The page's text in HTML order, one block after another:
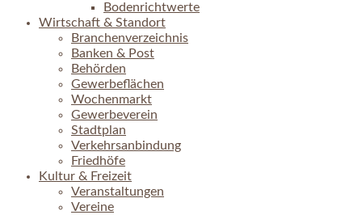
Bodenrichtwerte
Wirtschaft & Standort
Branchenverzeichnis
Banken & Post
Behörden
Gewerbeflächen
Wochenmarkt
Gewerbeverein
Stadtplan
Verkehrsanbindung
Friedhöfe
Kultur & Freizeit
Veranstaltungen
Vereine